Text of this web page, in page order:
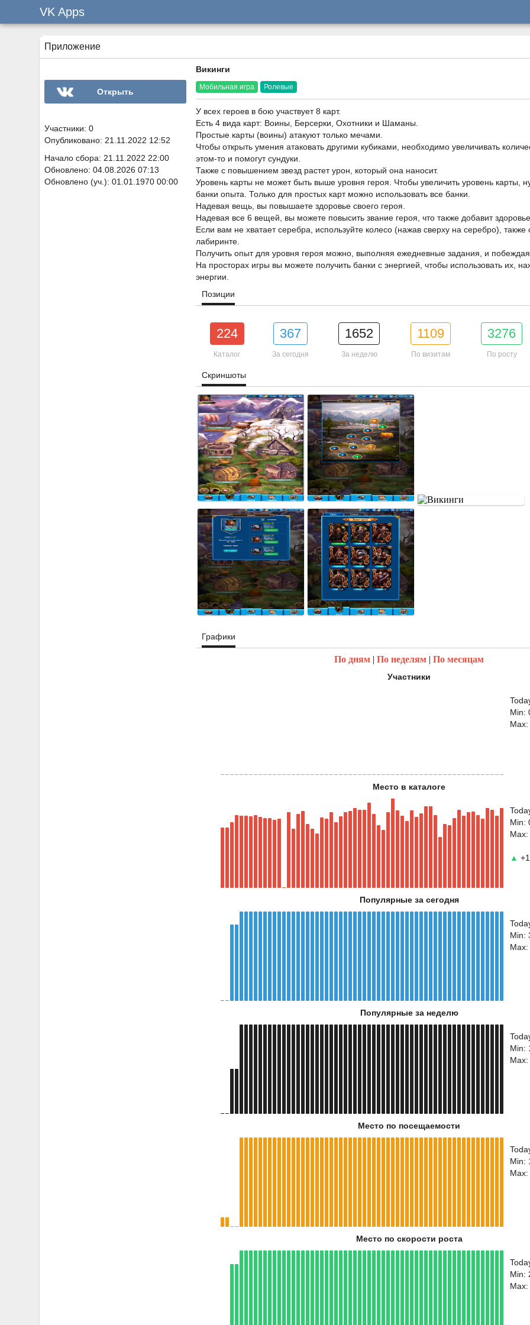
VK Apps
Приложение
Открыть
Участники: 0
Опубликовано: 21.11.2022 12:52
Начало сбора: 21.11.2022 22:00
Обновлено: 04.08.2026 07:13
Обновлено (уч.): 01.01.1970 00:00
Викинги
Мобильная игра Ролевые
У всех героев в бою участвует 8 карт.
Есть 4 вида карт: Воины, Берсерки, Охотники и Шаманы.
Простые карты (воины) атакуют только мечами.
Чтобы открыть умения атаковать другими кубиками, необходимо увеличивать
этом-то и помогут сундуки.
Также с повышением звезд растет урон, который она наносит.
Уровень карты не может быть выше уровня героя. Чтобы увеличить уровень карты,
банки опыта. Только для простых карт можно использовать все банки.
Надевая вещь, вы повышаете здоровье своего героя.
Надевая все 6 вещей, вы можете повысить звание героя, что также добавит здоровье.
Если вам не хватает серебра, используйте колесо (нажав сверху на серебро),
лабиринте.
Получить опыт для уровня героя можно, выполняя ежедневные задания, и побеждая
На просторах игры вы можете получить банки с энергией, чтобы использовать их,
энергии.
Позиции
224
Каталог
367
За сегодня
1652
За неделю
1109
По визитам
3276
По росту
Скриншоты
Графики
По дням |По неделям |По месяцам
Участники
Min:
Max:
Место в каталоге
Min:
▲
Популярные за сегодня
Min:
Max:
Популярные за неделю
Min:
Место по посещаемости
Min:
Max:
Место по скорости роста
Min: